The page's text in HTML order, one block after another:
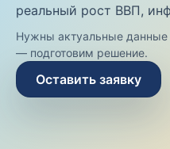
реальный рост ВВП,
Нужны актуальные данные
— подготовим решение.
Оставить заявку